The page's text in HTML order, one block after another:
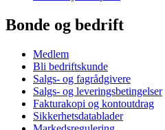
Bonde og bedrift
Medlem
Bli bedriftskunde
Salgs- og fagrådgivere
Salgs- og leveringsbetingelser
Fakturakopi og kontoutdrag
Sikkerhetsdatablader